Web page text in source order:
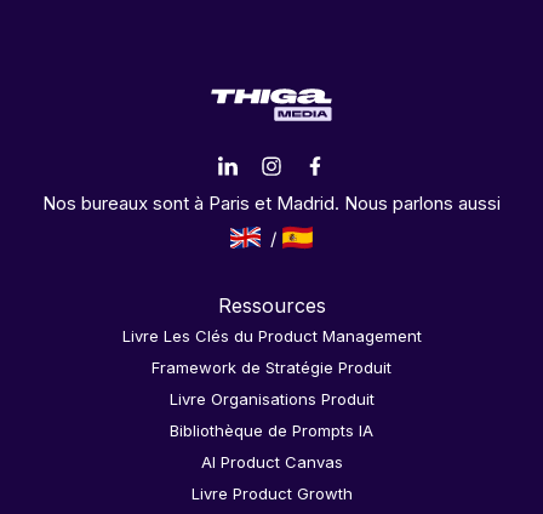
Nos bureaux sont à Paris et Madrid. Nous parlons aussi
Ressources
Livre Les Clés du Product Management
Framework de Stratégie Produit
Livre Organisations Produit
Bibliothèque de Prompts IA
AI Product Canvas
Livre Product Growth